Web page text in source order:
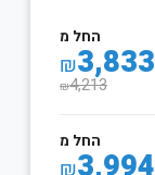
החל מ
₪3,833
₪4,213
החל מ